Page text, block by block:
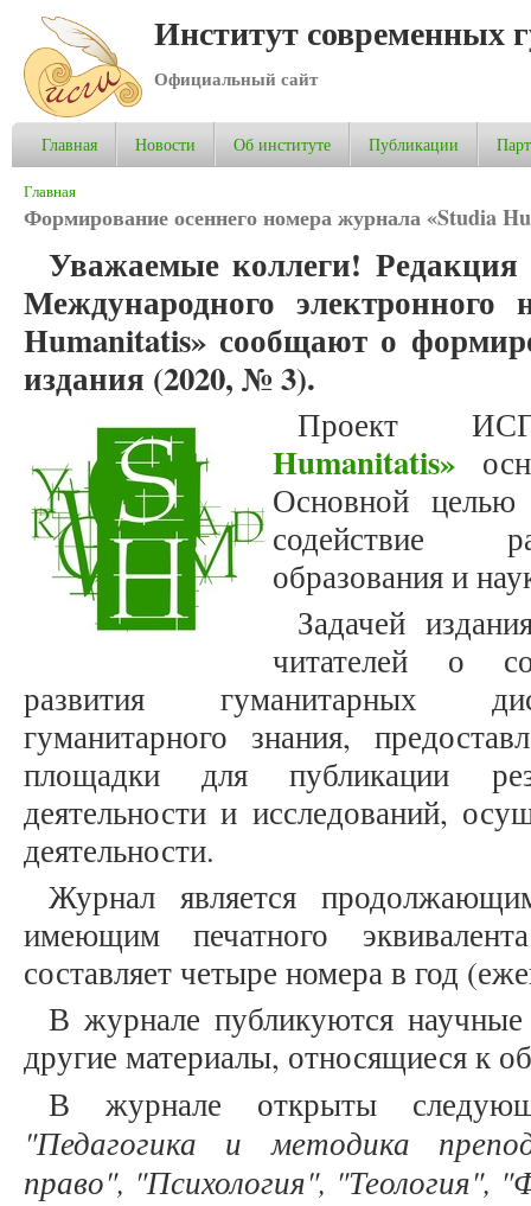
Институт современных
Официальный сайт
Главная Новости Об институте Публикации
Вы здесь
Главная
Формирование осеннего номера журнала «Studia
Уважаемые коллеги!
Международного электронного
Humanitatis» сообщают о
издания (2020, № 3).
Проект
Humanitatis»
Основной целью
содействие
образования и
Задачей
читателей о
развития гуманитарных
гуманитарного знания,
площадки для публикации
деятельности и исследований,
деятельности.
Журнал является
имеющим печатного
составляет четыре номера в год
В журнале публикуются
другие материалы, относящиеся к
В журнале открыты
"Педагогика и методика
право", "Психология", "Теология",